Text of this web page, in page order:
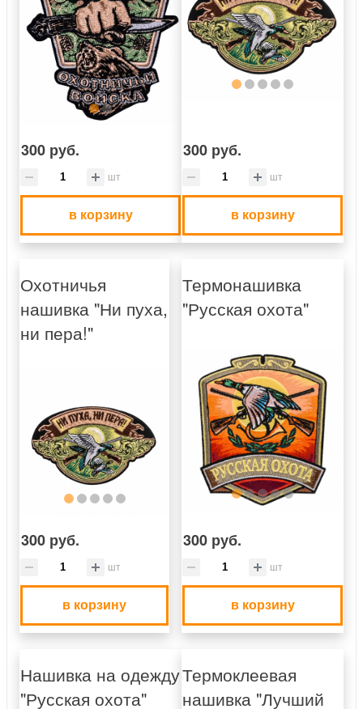
300 руб.
шт
в корзину
300 руб.
шт
в корзину
Охотничья
нашивка "Ни пуха,
ни пера!"
300 руб.
шт
в корзину
Термонашивка
"Русская охота"
300 руб.
шт
в корзину
Нашивка на одежду
"Русская охота"
Термоклеевая
нашивка "Лучший